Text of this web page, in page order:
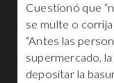
Cuestionó que
se multe o
“Antes las
supermercado,
depositar la